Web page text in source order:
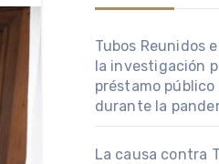
Tubos Reunidos
la investigación
préstamo público
durante la
La causa contra